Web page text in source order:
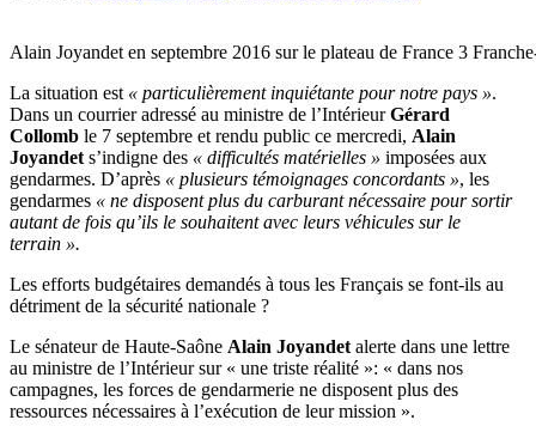
Alain Joyandet en septembre 2016 sur le plateau de France 3
La situation est « particulièrement inquiétante pour notre pays ».
Dans un courrier adressé au ministre de l’IntérieurGérard
Collomb le 7 septembre et rendu public ce mercredi, Alain
Joyandet s’indigne des « difficultés matérielles » imposées aux
gendarmes. D’après « plusieurs témoignages concordants », les
gendarmes « ne disposent plus du carburant nécessaire pour sortir
autant de fois qu’ils le souhaitent avec leurs véhicules sur le
terrain ».
Les efforts budgétaires demandés à tous les Français se font-ils au
détriment de la sécurité nationale ?
Le sénateur de Haute-Saône Alain Joyandet alerte dans une lettre
au ministre de l’Intérieur sur « une triste réalité »: « dans nos
campagnes, les forces de gendarmerie ne disposent plus des
ressources nécessaires à l’exécution de leur mission ».